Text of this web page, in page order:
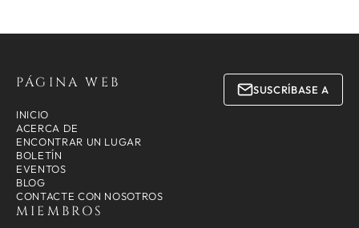
PÁGINA WEB
INICIO
ACERCA DE
ENCONTRAR UN LUGAR
BOLETÍN
EVENTOS
BLOG
CONTACTE CON NOSOTROS
MIEMBROS
SUSCRÍBASE A